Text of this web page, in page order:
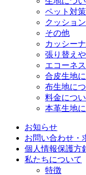
ペット対
クッショ
その他
カッシーナ
張り替え
エコーネ
合皮生地
布生地に
料金につ
本革生地
お知らせ
お問い合わせ・
個人情報保護方
私たちについて
特徴